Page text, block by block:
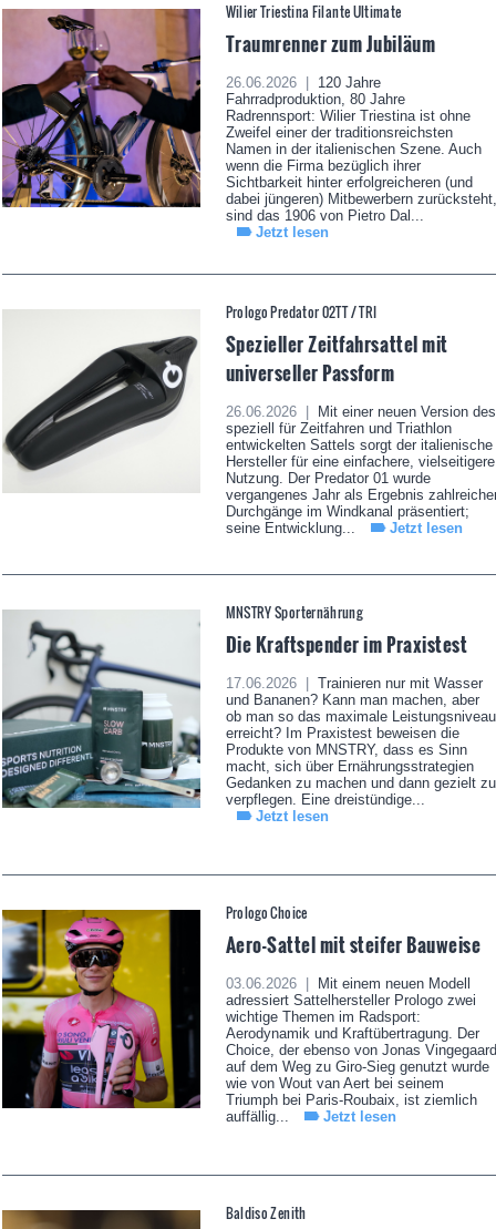
Wilier Triestina Filante Ultimate
Traumrenner zum Jubiläum
26.06.2026 |
120 Jahre
Fahrradproduktion, 80 Jahre
Radrennsport: Wilier Triestina ist ohne
Zweifel einer der traditionsreichsten
Namen in der italienischen Szene. Auch
wenn die Firma bezüglich ihrer
Sichtbarkeit hinter erfolgreicheren (und
dabei jüngeren) Mitbewerbern zurücksteht,
sind das 1906 von Pietro Dal...
Jetzt lesen
Prologo Predator 02TT / TRI
Spezieller Zeitfahrsattel mit
universeller Passform
26.06.2026 |
Mit einer neuen Version des
speziell für Zeitfahren und Triathlon
entwickelten Sattels sorgt der italienische
Hersteller für eine einfachere, vielseitigere
Nutzung. Der Predator 01 wurde
vergangenes Jahr als Ergebnis
Durchgänge im Windkanal präsentiert;
seine Entwicklung...
Jetzt lesen
MNSTRY Sporternährung
Die Kraftspender im Praxistest
17.06.2026 |
Trainieren nur mit Wasser
und Bananen? Kann man machen, aber
ob man so das maximale Leistungsniveau
erreicht? Im Praxistest beweisen die
Produkte von MNSTRY, dass es Sinn
macht, sich über Ernährungsstrategien
Gedanken zu machen und dann gezielt zu
verpflegen. Eine dreistündige...
Jetzt lesen
Prologo Choice
Aero-Sattel mit steifer Bauweise
03.06.2026 |
Mit einem neuen Modell
adressiert Sattelhersteller Prologo zwei
wichtige Themen im Radsport:
Aerodynamik und Kraftübertragung. Der
Choice, der ebenso von Jonas Vingegaard
auf dem Weg zu Giro-Sieg genutzt wurde
wie von Wout van Aert bei seinem
Triumph bei Paris-Roubaix, ist ziemlich
auffällig...
Jetzt lesen
Baldiso Zenith